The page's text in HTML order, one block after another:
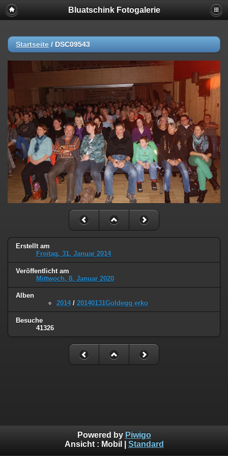
Bluatschink Fotogalerie
Startseite / DSC09543
Erstellt am
Freitag, 31. Januar 2014
Veröffentlicht am
Mittwoch, 8. Januar 2020
Alben
2014/ 20140131Goldegg erko
Besuche
41326
Powered by Piwigo
Ansicht : Mobil Standard